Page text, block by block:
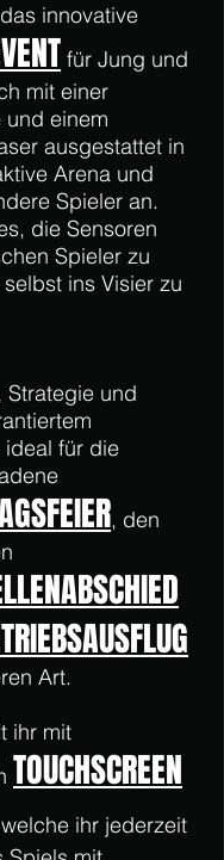
innovative
für Jung und
mit einer
und einem
ausgestattet in
Arena und
Spieler an.
die Sensoren
Spieler zu
ins Visier zu
Strategie und
ideal für die
, den
Art.
ihr mit
TOUCHSCREEN
ihr jederzeit